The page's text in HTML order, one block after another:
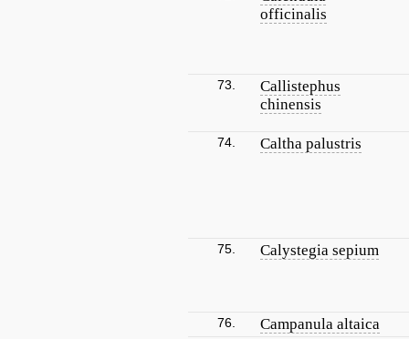
officinalis
73.
Callistephus
chinensis
74. Caltha palustris
75. Calystegia sepium
76. Campanula altaica